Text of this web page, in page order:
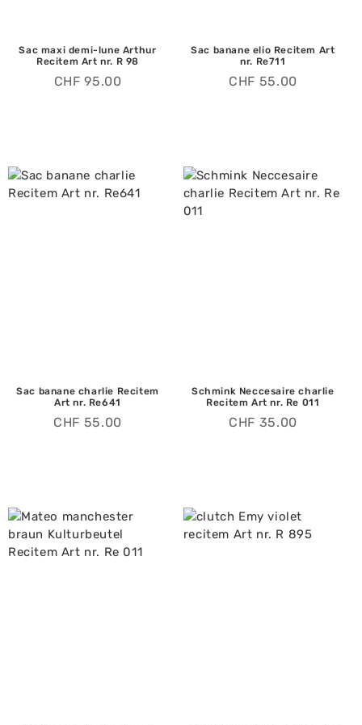
Sac maxi demi-lune Arthur
Recitem Art nr. R 98
CHF 95.00
Sac banane elio Recitem Art
nr. Re711
CHF 55.00
Sac banane charlie Recitem
Art nr. Re641
CHF 55.00
Schmink Neccesaire charlie
Recitem Art nr. Re 011
CHF 35.00